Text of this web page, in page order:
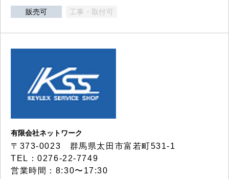
販売可 工事・取付可
有限会社ネットワーク
〒373-0023 群馬県太田市富若町531-1
TEL：0276-22-7749
営業時間：8:30〜17:30